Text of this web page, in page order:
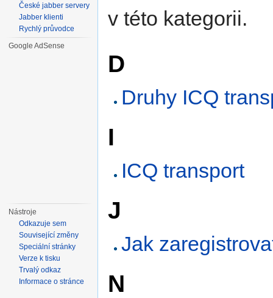
v této kategorii.
D
Druhy ICQ
I
ICQ transport
J
Jak
N
České jabber servery
Jabber klienti
Rychlý průvodce
Google AdSense
Nástroje
Odkazuje sem
Související změny
Speciální stránky
Verze k tisku
Trvalý odkaz
Informace o stránce